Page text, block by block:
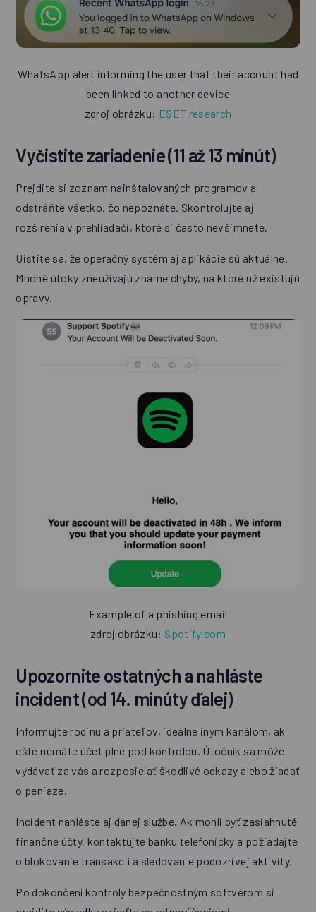
WhatsApp alert informing the user that their account had
been linked to another device
zdroj obrázku: ESET research
Vyčistite zariadenie (11 až 13 minút)
Prejdite si zoznam nainštalovaných programov a
odstráňte všetko, čo nepoznáte. Skontrolujte aj
rozšírenia v prehliadači, ktoré si často nevšimnete.
Uistite sa, že operačný systém aj aplikácie sú aktuálne.
Mnohé útoky zneužívajú známe chyby, na ktoré už existujú
opravy.
Example of a phishing email
zdroj obrázku: Spotify.com
Upozornite ostatných a nahláste
incident (od 14. minúty ďalej)
Informujte rodinu a priateľov, ideálne iným kanálom, ak
ešte nemáte účet plne pod kontrolou. Útočník sa môže
vydávať za vás a rozposielať škodlivé odkazy alebo žiadať
o peniaze.
Incident nahláste aj danej službe. Ak mohli byť zasiahnuté
finančné účty, kontaktujte banku telefonicky a požiadajte
o blokovanie transakcií a sledovanie podozrivej aktivity.
Po dokončení kontroly bezpečnostným softvérom si